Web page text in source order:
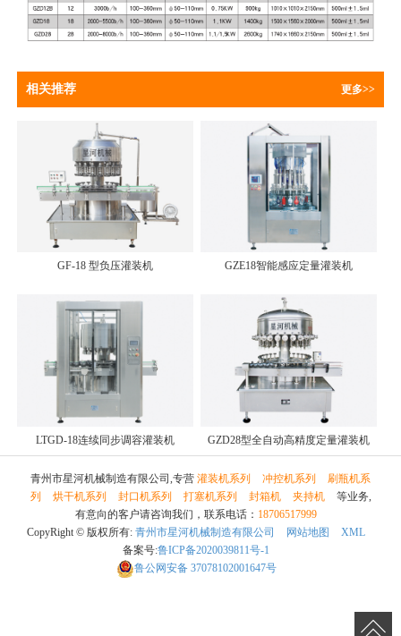
相关推荐 更多>>
GF-18 型负压灌装机 GZE18智能感应定量灌装机
LTGD-18连续同步调容灌装机 GZD28型全自动高精度定量灌装机
青州市星河机械制造有限公司,专营 灌装机系列 冲控机系列
刷瓶机系
列
烘干机系列 封口机系列 打塞机系列 封箱机 夹持机
等业务,
有意向的客户请咨询我们，联系电话： 18706517999
CopyRight © 版权所有: 青州市星河机械制造有限公司 网站地图
XML
备案号:鲁ICP备2020039811号-1
鲁公网安备37078102001647号